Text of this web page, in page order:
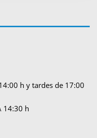
h y tardes de 17:00
14:30 h